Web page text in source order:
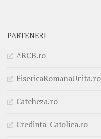
PARTENERI
ARCB.ro
BisericaRomanaUnita.ro
Cateheza.ro
Credinta-Catolica.ro